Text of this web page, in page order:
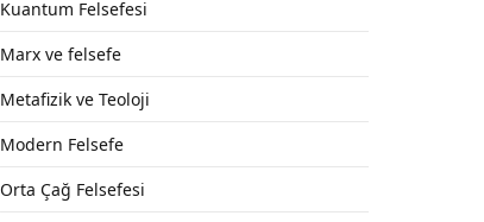
Kuantum Felsefesi
Marx ve felsefe
Metafizik ve Teoloji
Modern Felsefe
Orta Çağ Felsefesi